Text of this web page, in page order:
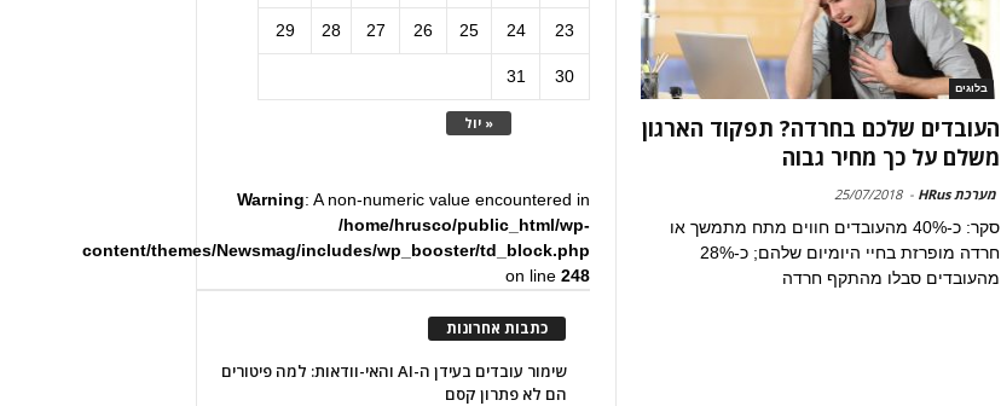
בלוגים
העובדים שלכם בחרדה? תפקוד הארגון
משלם על כך מחיר גבוה
מערכת HRus -
25/07/2018
סקר: כ-40% מהעובדים חווים מתח מתמשך או
חרדה מופרזת בחיי היומיום שלהם; כ-28%
מהעובדים סבלו מהתקף חרדה
« יול
23
24
25
26
27
28
29
30
31
Warning: A non-numeric value encountered in
/home/hrusco/public_html/wp-
content/themes/Newsmag/includes/wp_booster/td_block.php
on line248
כתבות אחרונות
שימור עובדים בעידן ה-AI והאי-וודאות: למה פיטורים
הם לא פתרון קסם